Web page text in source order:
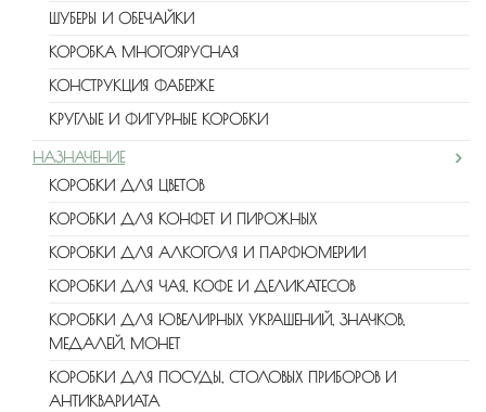
ШУБЕРЫ И ОБЕЧАЙКИ
КОРОБКА МНОГОЯРУСНАЯ
КОНСТРУКЦИЯ ФАБЕРЖЕ
КРУГЛЫЕ И ФИГУРНЫЕ КОРОБКИ
НАЗНАЧЕНИЕ
КОРОБКИ ДЛЯ ЦВЕТОВ
КОРОБКИ ДЛЯ КОНФЕТ И ПИРОЖНЫХ
КОРОБКИ ДЛЯ АЛКОГОЛЯ И ПАРФЮМЕРИИ
КОРОБКИ ДЛЯ ЧАЯ, КОФЕ И ДЕЛИКАТЕСОВ
КОРОБКИ ДЛЯ ЮВЕЛИРНЫХ УКРАШЕНИЙ, ЗНАЧКОВ,
МЕДАЛЕЙ, МОНЕТ
КОРОБКИ ДЛЯ ПОСУДЫ, СТОЛОВЫХ ПРИБОРОВ И
АНТИКВАРИАТА